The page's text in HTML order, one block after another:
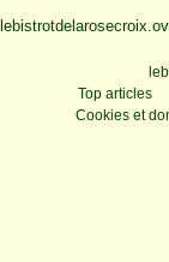
Top articles
Cookies et